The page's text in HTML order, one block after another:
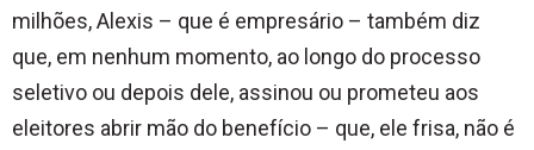
milhões, Alexis – que é empresário – também diz
que, em nenhum momento, ao longo do processo
seletivo ou depois dele, assinou ou prometeu aos
eleitores abrir mão do benefício – que, ele frisa, não é